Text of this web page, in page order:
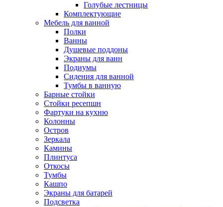
Голубые лестницы
Комплектующие
Мебель для ванной
Полки
Ванны
Душевые поддоны
Экраны для ванн
Подиумы
Сидения для ванной
Тумбы в ванную
Барные стойки
Стойки ресепшн
Фартуки на кухню
Колонны
Остров
Зеркала
Камины
Плинтуса
Откосы
Тумбы
Кашпо
Экраны для батарей
Подсветка